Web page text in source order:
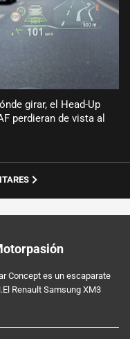
girar, el Head-Up
perdieran de vista al
Concept es un escaparate
Renault Samsung XM3